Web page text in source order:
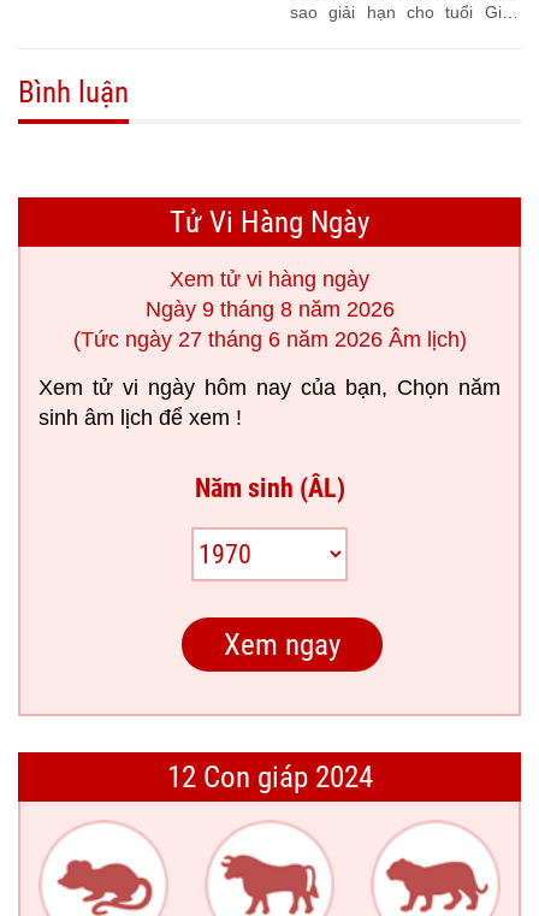
sao giải hạn cho tuổi Giáp
Bình luận
Tử Vi Hàng Ngày
Xem tử vi hàng ngày
Ngày 9 tháng 8 năm 2026
(Tức ngày 27 tháng 6 năm 2026 Âm lịch)
Xem tử vi ngày hôm nay của bạn, Chọn năm
sinh âm lịch để xem !
Năm sinh (ÂL)
12 Con giáp 2024